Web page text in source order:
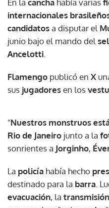
En la cancha había varias
internacionales
candidatosa disputar el
junio bajo el mando del
Ancelotti
Flamengo publicó en X
sus jugadoresen los
"Nuestros monstruos
Rio de Janeiro junto a la
sonrientes a Jorginho,
La policía había hecho
destinado para la barra .
evacuación, la transmisión